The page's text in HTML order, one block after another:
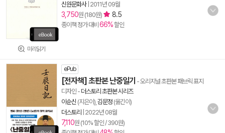
미리읽기
신원문화사| 2011년 09월
3,750원 (180원) 8.5
종이책 정가 대비 66%할인
ePub
[전자책] 초판본 난중일기 - 오리지널 초판본 패브릭 표지
디자인 - 더스토리 초판본 시리즈
이순신 (지은이), 김문정 (옮긴이)
더스토리
2022년 08월
7,110원 (10% 할인 / 390원)